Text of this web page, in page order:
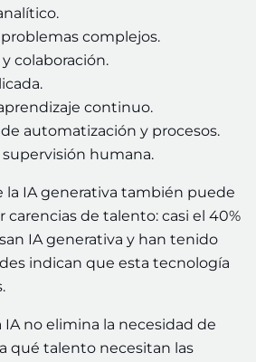
complejos.
colaboración.
continuo.
automatización y procesos.
humana.
la IA generativa también puede
carencias de talento: casi el 40%
IA generativa y han tenido
indican que esta tecnología
IA no elimina la necesidad de
qué talento necesitan las